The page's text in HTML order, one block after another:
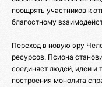
поощрять участников к
благостному
Переход в новую эру
ресурсов. Псиона
соединяет людей, идеи и
построения монолита